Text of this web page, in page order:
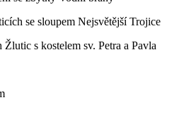
se sloupem Nejsvětější Trojice
s kostelem sv. Petra a Pavla